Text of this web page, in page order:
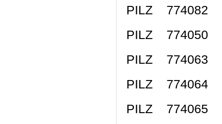
PILZ 774082
PILZ 774050
PILZ 774063
PILZ 774064
PILZ 774065